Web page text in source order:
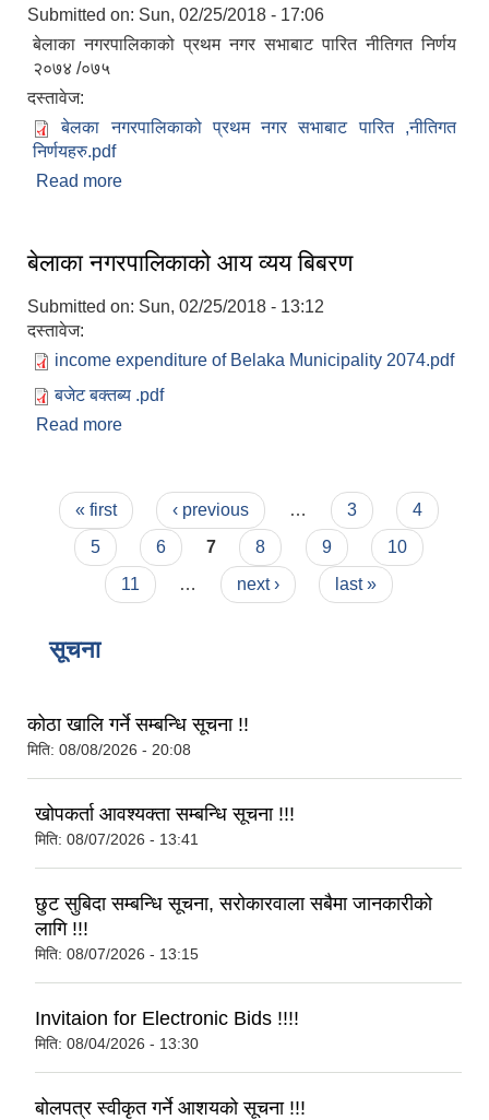
Submitted on: Sun, 02/25/2018 - 17:06
बेलाका नगरपालिकाको प्रथम नगर सभाबाट पारित नीतिगत निर्णय
२०७४ /०७५
दस्तावेज:
बेलका नगरपालिकाको प्रथम नगर सभाबाट पारित ,नीतिगत
निर्णयहरु.pdf
Read more
बेलाका नगरपालिकाको आय व्यय बिबरण
Submitted on: Sun, 02/25/2018 - 13:12
दस्तावेज:
income expenditure of Belaka Municipality 2074.pdf
बजेट बक्तब्य .pdf
Read more
Pages
« first ‹ previous … 3
4
5
6 7 8 9
10
11
… next › last »
सूचना
कोठा खालि गर्ने सम्बन्धि सूचना !!
मिति: 08/08/2026 - 20:08
खोपकर्ता आवश्यक्ता सम्बन्धि सूचना !!!
मिति: 08/07/2026 - 13:41
छुट सुबिदा सम्बन्धि सूचना, सरोकारवाला सबैमा जानकारीको
लागि !!!
मिति: 08/07/2026 - 13:15
Invitaion for Electronic Bids !!!!
मिति: 08/04/2026 - 13:30
बोलपत्र स्वीकृत गर्ने आशयको सूचना !!!